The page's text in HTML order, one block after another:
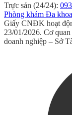
Trực sản (24/24):
Phòng khám Đa
Giấy CNĐK hoạt
23/01/2026. Cơ
doanh nghiệp – Sở